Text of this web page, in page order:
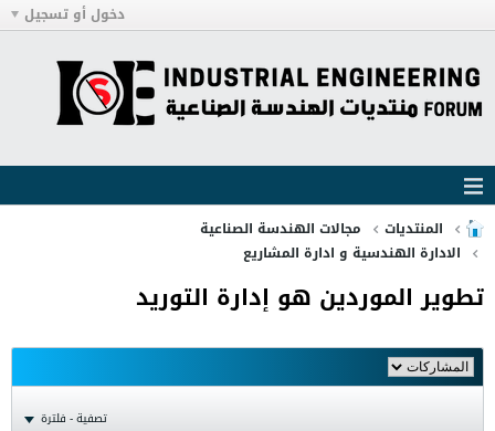
دخول أو تسجيل
المنتديات
مجالات الهندسة الصناعية
الادارة الهندسية و ادارة المشاريع
تطوير الموردين هو إدارة التوريد
تصفية - فلترة